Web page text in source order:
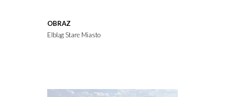
OBRAZ
Elbląg Stare Miasto